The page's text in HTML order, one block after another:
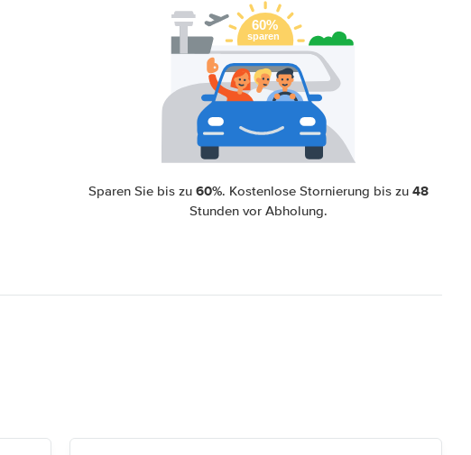
Sparen Sie bis zu60%. Kostenlose Stornierung bis zu48
Stunden vor Abholung.